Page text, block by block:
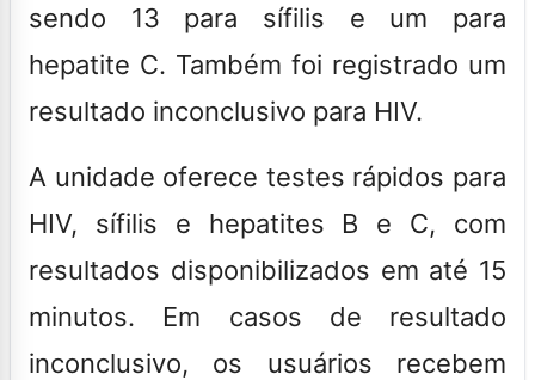
sendo 13 para sífilis e um para
hepatite C. Também foi registrado um
resultado inconclusivo para HIV.
A unidade oferece testes rápidos para
HIV, sífilis e hepatites B e C, com
resultados disponibilizados em até 15
minutos. Em casos de resultado
inconclusivo, os usuários recebem